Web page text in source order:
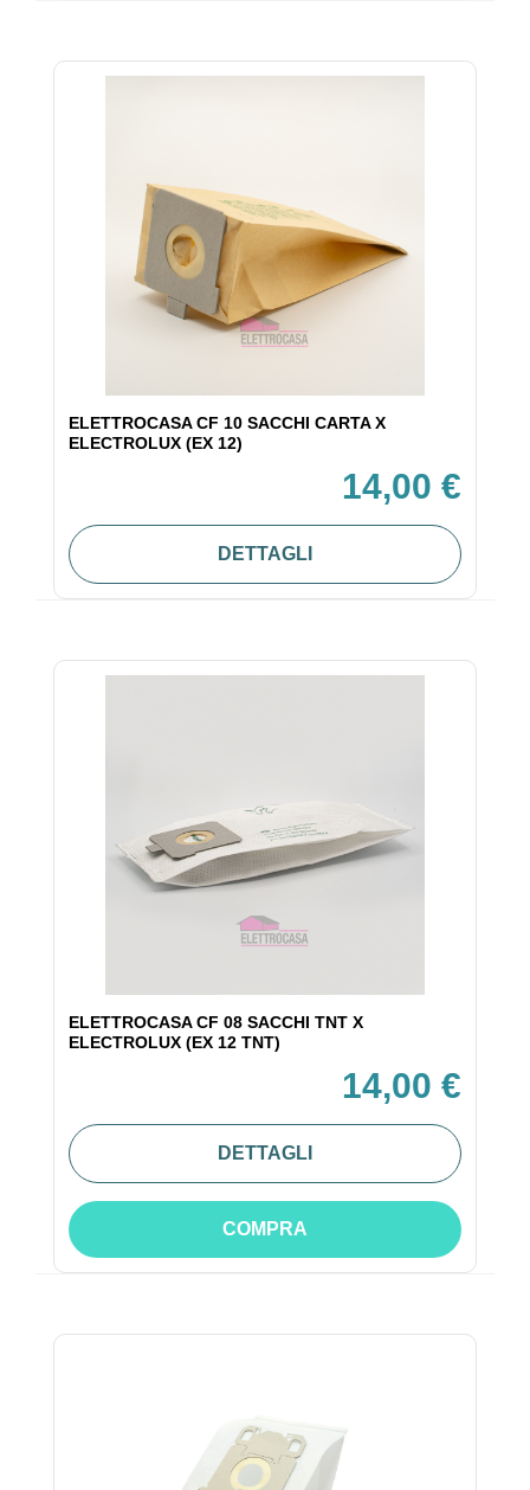
ELETTROCASA CF 10 SACCHI CARTA X
ELECTROLUX (EX 12)
14,00 €
DETTAGLI
ELETTROCASA CF 08 SACCHI TNT X
ELECTROLUX (EX 12 TNT)
14,00 €
DETTAGLI
COMPRA